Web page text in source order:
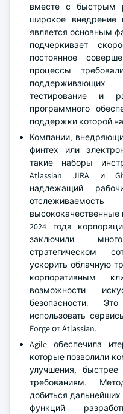
вместе с быстрым
широкое внедрение
является основным
подчеркивает
постоянное
процессы
поддерживающих
тестирование и
программного
поддержки которой
Компании,
финтех или
такие наборы
Atlassian JIRA и
надлежащий
2024 года
заключили
стратегическом
ускорить облачную
корпоративным
возможности
безопасности.
использовать
Forge от Atlassian.
Agile обеспечила
которые позволили
улучшения,
требованиям.
добиться
функций